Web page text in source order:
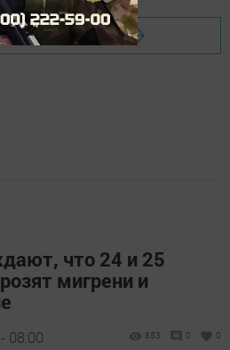
новости
что 24 и 25
мигрени и
08:00 853 0 0